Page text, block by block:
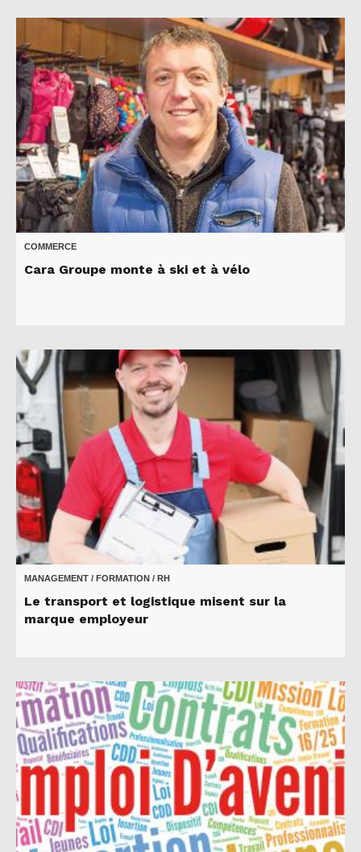
COMMERCE
Cara Groupe monte à ski et à vélo
MANAGEMENT / FORMATION / RH
Le transport et logistique misent sur la
marque employeur